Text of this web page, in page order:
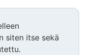
siten itse sekä